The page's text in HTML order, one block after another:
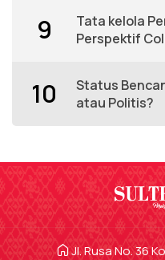
9
Tata kelola
Perspektif
10
Status
atau Politis?
Jl. Rusa No. 36